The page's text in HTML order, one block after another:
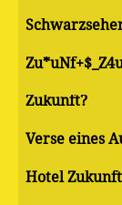
Zukunft?
Verse eines
Hotel Zukunft